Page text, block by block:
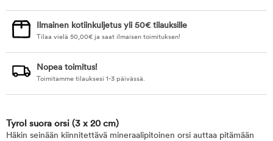
Ilmainen kotiinkuljetus yli 50€ tilauksille
Tilaa vielä 50,00€ ja saat ilmaisen toimituksen!
Nopea toimitus!
Toimitamme tilauksesi 1-3 päivässä.
Tyrol suora orsi (3 x 20 cm)
Häkin seinään kiinnitettävä mineraalipitoinen orsi auttaa pitämään